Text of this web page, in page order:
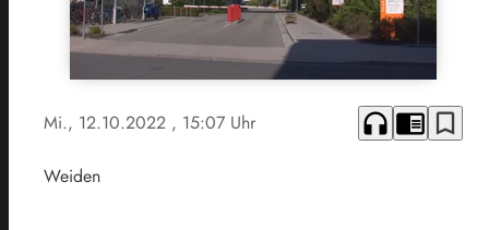
Mi., 12.10.2022 , 15:07 Uhr headphones chrome_reader_mode bookmark_border
Weiden